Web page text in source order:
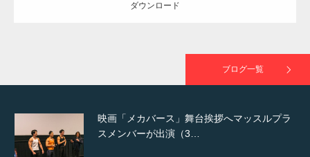
ダウンロード
ブログ一覧
映画「メカバース」舞台挨拶へマッスルプラ
スメンバーが出演（3…